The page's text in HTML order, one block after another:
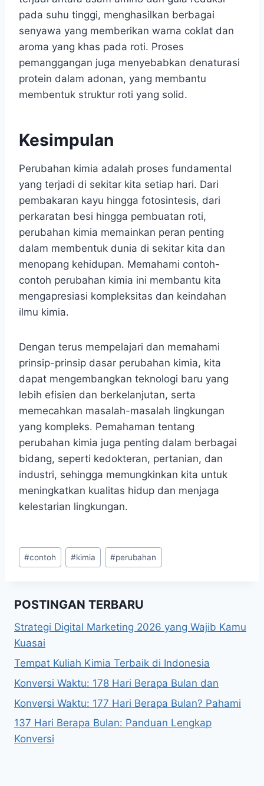
pada suhu tinggi, menghasilkan berbagai
senyawa yang memberikan warna coklat dan
aroma yang khas pada roti. Proses
pemanggangan juga menyebabkan denaturasi
protein dalam adonan, yang membantu
membentuk struktur roti yang solid.
Kesimpulan
Perubahan kimia adalah proses fundamental
yang terjadi di sekitar kita setiap hari. Dari
pembakaran kayu hingga fotosintesis, dari
perkaratan besi hingga pembuatan roti,
perubahan kimia memainkan peran penting
dalam membentuk dunia di sekitar kita dan
menopang kehidupan. Memahami contoh-
contoh perubahan kimia ini membantu kita
mengapresiasi kompleksitas dan keindahan
ilmu kimia.
Dengan terus mempelajari dan memahami
prinsip-prinsip dasar perubahan kimia, kita
dapat mengembangkan teknologi baru yang
lebih efisien dan berkelanjutan, serta
memecahkan masalah-masalah lingkungan
yang kompleks. Pemahaman tentang
perubahan kimia juga penting dalam berbagai
bidang, seperti kedokteran, pertanian, dan
industri, sehingga memungkinkan kita untuk
meningkatkan kualitas hidup dan menjaga
kelestarian lingkungan.
Post
Tags:
#contoh #kimia #perubahan
POSTINGAN TERBARU
Strategi Digital Marketing 2026 yang Wajib Kamu
Kuasai
Tempat Kuliah Kimia Terbaik di Indonesia
Konversi Waktu: 178 Hari Berapa Bulan dan
Konversi Waktu: 177 Hari Berapa Bulan? Pahami
137 Hari Berapa Bulan: Panduan Lengkap
Konversi